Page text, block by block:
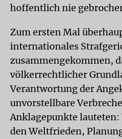
hoffentlich nie
Zum ersten Mal
internationales
zusammengekommen,
völkerrechtlicher
Verantwortung der
unvorstellbare
Anklagepunkte lauteten:
den Weltfrieden,